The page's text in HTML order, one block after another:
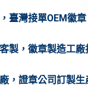
臺灣接單OEM徽
製，徽章製造工廠
，證章公司訂製